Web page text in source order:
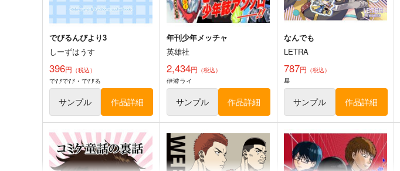
佐伯イッテツ トレカ (角丸)
バニラクリームフラペチーノ
澱 -よどめき-
かんづめ
伊波ライ手描き色紙
バニラクリームフラペチーノ
でびるんびより3
しーずはうす
396円 （税込）
でびでび・でびる
サンプル 作品詳細
年刊少年メッチャ
英雄社
2,434円 （税込）
伊波ライ
サンプル 作品詳細
なんでも
LETRA
787円 （税込）
星
サンプル 作品詳細